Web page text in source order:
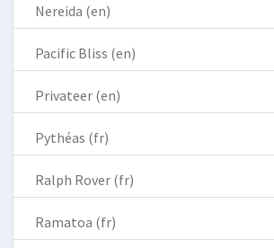
Nereida (en)
Pacific Bliss (en)
Privateer (en)
Pythéas (fr)
Ralph Rover (fr)
Ramatoa (fr)